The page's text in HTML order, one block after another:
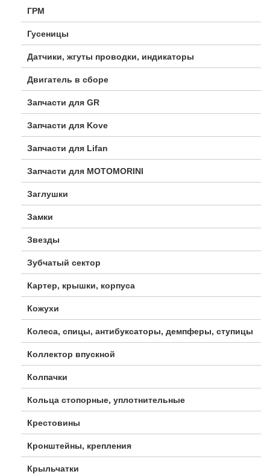
ГРМ
Гусеницы
Датчики, жгуты проводки, индикаторы
Двигатель в сборе
Запчасти для GR
Запчасти для Kove
Запчасти для Lifan
Запчасти для MOTOMORINI
Заглушки
Замки
Звезды
Зубчатый сектор
Картер, крышки, корпуса
Кожухи
Колеса, спицы, антибуксаторы, демпферы, ступицы
Коллектор впускной
Колпачки
Кольца стопорные, уплотнительные
Крестовины
Кронштейны, крепления
Крыльчатки